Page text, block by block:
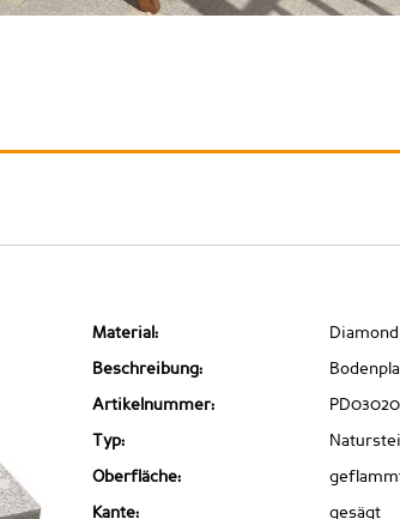
Material:
Beschreibung:
Artikelnummer: PD03020
Typ:
Oberfläche:
Kante: gesägt